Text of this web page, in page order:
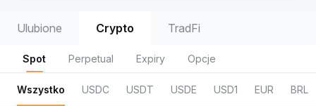
Ulubione Crypto TradFi
Spot Perpetual Expiry Opcje
Wszystko USDC USDT USDE USD1 EUR BRL